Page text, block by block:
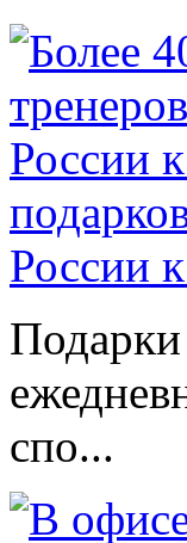
России
спо...